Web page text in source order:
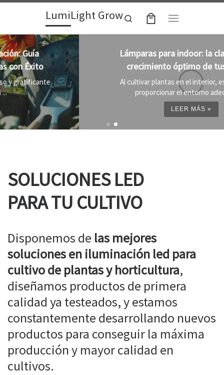
Skip to contentLumiLight Grow
Search
Lámparas para indoor: la clave para un
crecimiento óptimo de tus plantas
Al cultivar plantas en el interior, es importante
proporcionar el entorno adecuado ...
SOLUCIONES LED
PARA TU CULTIVO
Disponemos de las mejores
soluciones en iluminación led para
cultivo de plantas y horticultura,
diseñamos productos de primera
calidad ya testeados, y estamos
constantemente desarrollando nuevos
productos para conseguir la máxima
producción y mayor calidad en
cultivos.